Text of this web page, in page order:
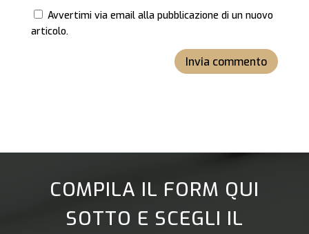
Avvertimi via email alla pubblicazione di un nuovo
articolo.
Invia commento
COMPILA IL FORM QUI
SOTTO E SCEGLI IL